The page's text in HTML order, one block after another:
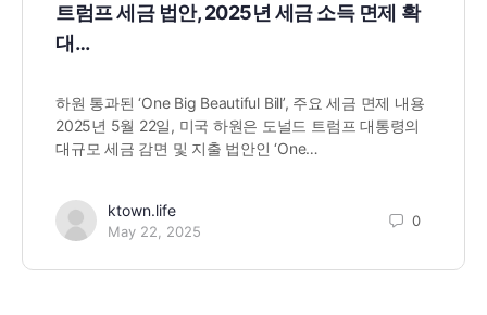
트럼프 세금 법안, 2025년 세금 소득 면제 확
대…
하원 통과된 ‘One Big Beautiful Bill’, 주요 세금 면제 내용
2025년 5월 22일, 미국 하원은 도널드 트럼프 대통령의
대규모 세금 감면 및 지출 법안인 ‘One…
ktown.life
May 22, 2025
0